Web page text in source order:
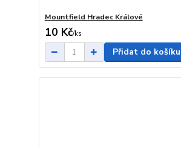
Mountfield Hradec Králové
10 Kč/ks
Přidat do košíku